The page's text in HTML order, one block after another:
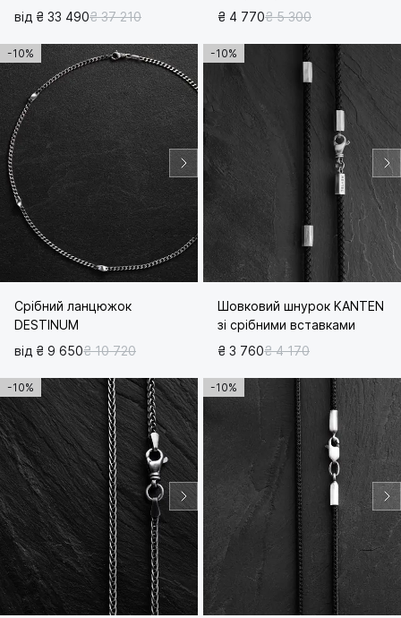
від ₴ 33 490₴ 37 210
₴ 4 770₴ 5 300
-10%
Срібний ланцюжок
DESTINUM
від ₴ 9 650₴ 10 720
-10%
Шовковий шнурок KANTEN
зі срібними вставками
₴ 3 760₴ 4 170
-10% -10%